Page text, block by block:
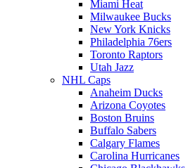
Miami Heat
Milwaukee Bucks
New York Knicks
Philadelphia 76ers
Toronto Raptors
Utah Jazz
NHL Caps
Anaheim Ducks
Arizona Coyotes
Boston Bruins
Buffalo Sabers
Calgary Flames
Carolina Hurricanes